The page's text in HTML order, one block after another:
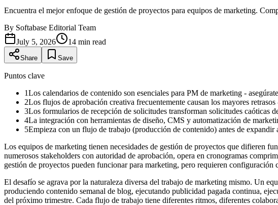
Encuentra el mejor enfoque de gestión de proyectos para equipos de marketing.
By Softabase Editorial Team
July 5, 2026
14 min read
Share Save
Puntos clave
1Los calendarios de contenido son esenciales para PM de marketing -
2Los flujos de aprobación creativa frecuentemente causan los mayores
3Los formularios de recepción de solicitudes transforman solicitudes caóticas
4La integración con herramientas de diseño, CMS y automatización de
5Empieza con un flujo de trabajo (producción de contenido) antes de expandir
Los equipos de marketing tienen necesidades de gestión de proyectos que difieren
numerosos stakeholders con autoridad de aprobación, opera en cronogramas
gestión de proyectos pueden funcionar para marketing, pero requieren configuración
El desafío se agrava por la naturaleza diversa del trabajo de marketing mismo. Un
produciendo contenido semanal de blog, ejecutando publicidad pagada continua,
del próximo trimestre. Cada flujo de trabajo tiene diferentes ritmos, diferentes